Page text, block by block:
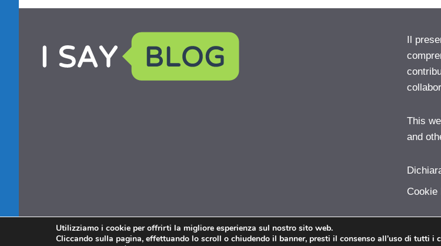
Il
This
and
Cookie
Modalizer.com © 2026. All right
Utilizziamo i cookie per offrirti la migliore esperienza sul nostro sito web.
Cliccando sulla pagina, effettuando lo scroll o chiudendo il banner, presti il consenso all’uso di tutti i